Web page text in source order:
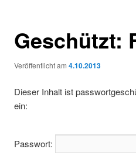
Geschützt:
Veröffentlicht am 4.10.2013
Dieser Inhalt ist
ein:
Passwort: